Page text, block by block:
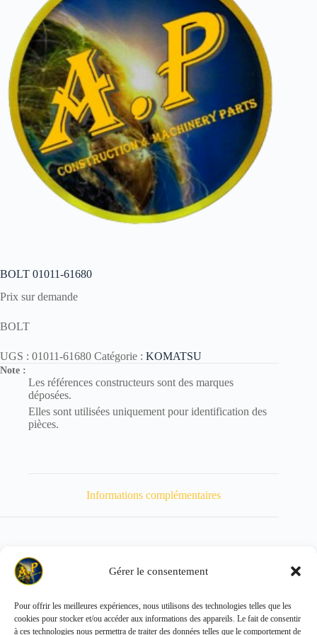
Gérer le consentement
Pour offrir les meilleures expériences, nous utilisons des technologies telles que les
cookies pour stocker et/ou accéder aux informations des appareils. Le fait de consentir
à ces technologies nous permettra de traiter des données telles que le comportement de
BOLT 01011-61680
Prix sur demande
BOLT
UGS : 01011-61680 Catégorie : KOMATSU
Note :
Les références constructeurs sont des marques
déposées.
Elles sont utilisées uniquement pour identification des
pièces.
Informations complémentaires
Poids 300 kg
Copyright © 2026 - ALL PARTS FRANCE SAS